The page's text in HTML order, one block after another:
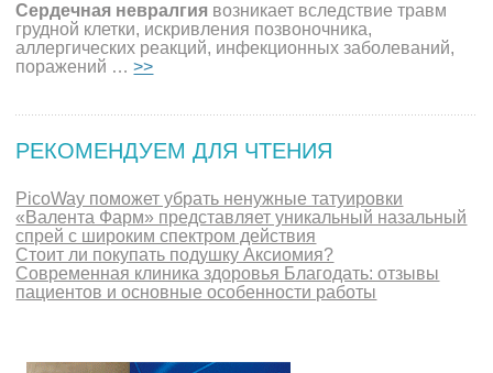
Сердечная невралгия возникает вследствие травм
грудной клетки, искривления позвоночника,
аллергических реакций, инфекционных заболеваний,
поражений …>>
РЕКОМЕНДУЕМ ДЛЯ ЧТЕНИЯ
PicoWay поможет убрать ненужные татуировки
«Валента Фарм» представляет уникальный назальный
спрей с широким спектром действия
Стоит ли покупать подушку Аксиомия?
Современная клиника здоровья Благодать: отзывы
пациентов и основные особенности работы